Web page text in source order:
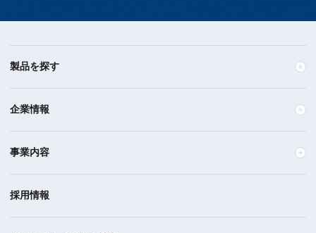
製品を探す
企業情報
事業内容
採用情報